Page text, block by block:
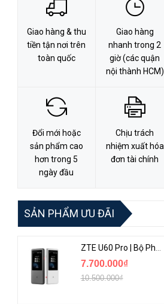
Giao hàng & thu
tiền tận nơi trên
toàn quốc
Giao hàng
nhanh trong 2
giờ (các quận
nội thành HCM)
Đổi mới hoặc
sản phẩm cao
hơn trong 5
ngày đầu
Chịu trách
nhiệm xuất hóa
đơn tài chính
SẢN PHẨM ƯU ĐÃI
ZTE U60 Pro | Bộ Phát 5G Cầm Tay Tích Hợp Công Nghệ WiFi 7, Pin 10000mAh
7.700.000₫
10.500.000₫